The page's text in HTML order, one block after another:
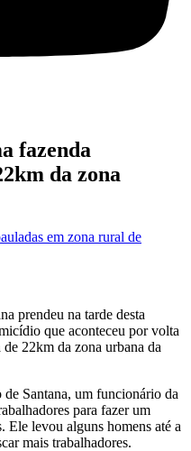
fazenda
da zona
prendeu na tarde desta
que aconteceu por volta
22km da zona urbana da
Santana, um funcionário da
para fazer um
Ele levou alguns homens até a
mais trabalhadores.